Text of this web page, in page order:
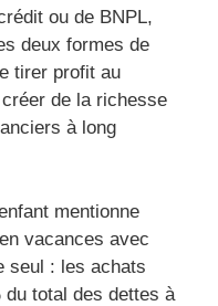
ou de BNPL,
deux formes de
tirer profit au
de la richesse
à long
mentionne
vacances avec
seul : les achats
du total des dettes à